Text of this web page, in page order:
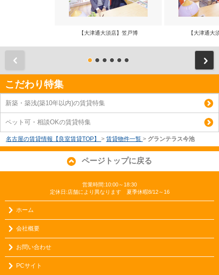
【大津通大須店】笠戸博 【大津通大
こだわり特集
新築・築浅(築10年以内)の賃貸特集
ペット可・相談OKの賃貸特集
名古屋の賃貸情報【良室賃貸TOP】 > 賃貸物件一覧 > グランテラス今池
ページトップに戻る
営業時間:10:00～18:30
定休日:店舗により異なります 夏季休暇8/12～16
ホーム
会社概要
お問い合わせ
PCサイト